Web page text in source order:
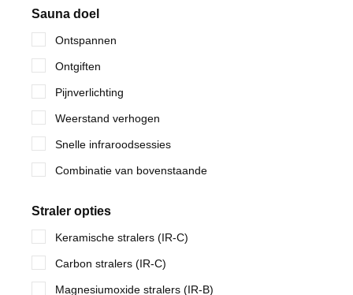
Sauna doel
Ontspannen
Ontgiften
Pijnverlichting
Weerstand verhogen
Snelle infraroodsessies
Combinatie van bovenstaande
Straler opties
Keramische stralers (IR-C)
Carbon stralers (IR-C)
Magnesiumoxide stralers (IR-B)